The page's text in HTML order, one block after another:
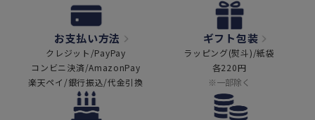
お支払い方法
クレジット/PayPay
コンビニ決済/AmazonPay
楽天ペイ/銀行振込/代金引換
ギフト包装
ラッピング(熨斗)/紙袋
各220円
※一部除く